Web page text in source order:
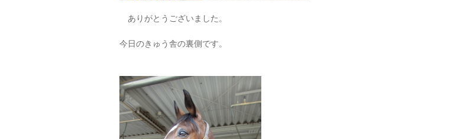
ありがとうございました。
今日のきゅう舎の裏側です。